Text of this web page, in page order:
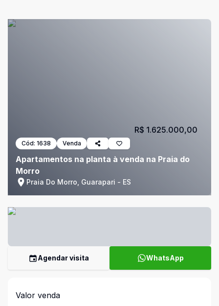
Cód: 1638 Venda
Apartamentos na planta à venda na Praia do
Morro
Praia Do Morro, Guarapari - ES
R$ 1.625.000,00
Agendar visita WhatsApp
Valor venda